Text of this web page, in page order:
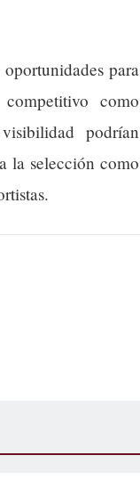
para
como
podrían
la selección como